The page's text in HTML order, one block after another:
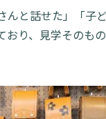
んと話せた」「子
り、見学そのも